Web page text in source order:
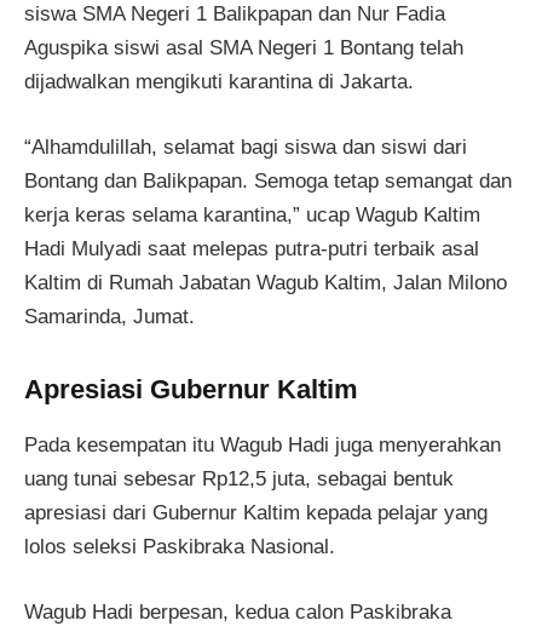
siswa SMA Negeri 1 Balikpapan dan Nur Fadia
Aguspika siswi asal SMA Negeri 1 Bontang telah
dijadwalkan mengikuti karantina di Jakarta.
“Alhamdulillah, selamat bagi siswa dan siswi dari
Bontang dan Balikpapan. Semoga tetap semangat dan
kerja keras selama karantina,” ucap Wagub Kaltim
Hadi Mulyadi saat melepas putra-putri terbaik asal
Kaltim di Rumah Jabatan Wagub Kaltim, Jalan Milono
Samarinda, Jumat.
Apresiasi Gubernur Kaltim
Pada kesempatan itu Wagub Hadi juga menyerahkan
uang tunai sebesar Rp12,5 juta, sebagai bentuk
apresiasi dari Gubernur Kaltim kepada pelajar yang
lolos seleksi Paskibraka Nasional.
Wagub Hadi berpesan, kedua calon Paskibraka